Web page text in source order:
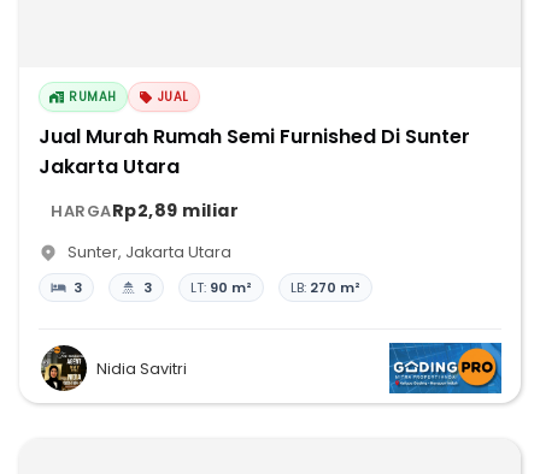
RUMAH JUAL
Jual Murah Rumah Semi Furnished Di Sunter
Jakarta Utara
HARGARp2,89 miliar
Sunter, Jakarta Utara
3 3 LT: 90 m² LB: 270 m²
Nidia Savitri